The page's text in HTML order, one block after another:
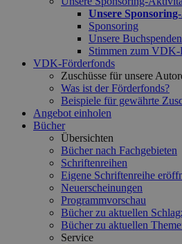
Unsere
Sponsoring
Unsere Buchspenden
Stimmen zum VDK-
VDK-Förderfonds
Zuschüsse für unsere
Was ist der Förderfonds?
Beispiele für gewährte
Angebot einholen
Bücher
Übersichten
Bücher nach Fachgebieten
Schriftenreihen
Eigene Schriftenreihe
Neuerscheinungen
Programmvorschau
Bücher zu aktuellen
Bücher zu aktuellen
Service